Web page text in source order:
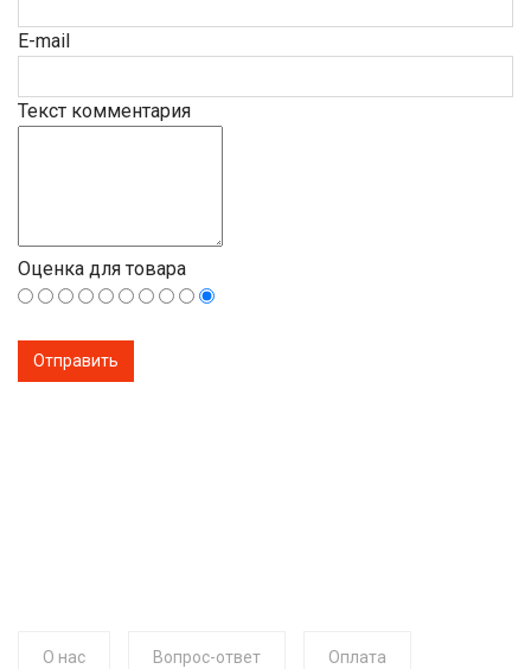
E-mail
Текст комментария
Оценка для товара
О нас Вопрос-ответ Оплата